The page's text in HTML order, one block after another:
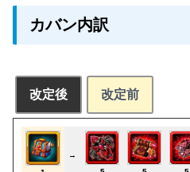
カバン内訳
改定後 改定前
→